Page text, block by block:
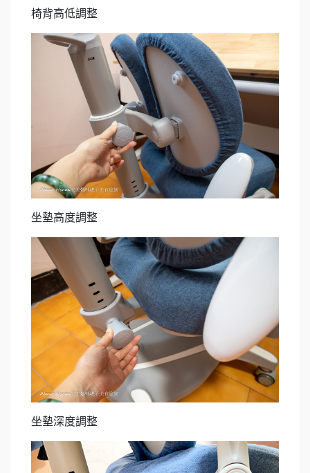
椅背高低調整
坐墊高度調整
坐墊深度調整